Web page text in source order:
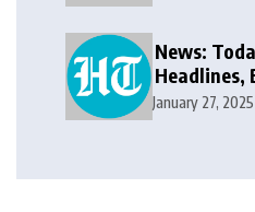
News:
Headlines,
India,
January 27, 2025